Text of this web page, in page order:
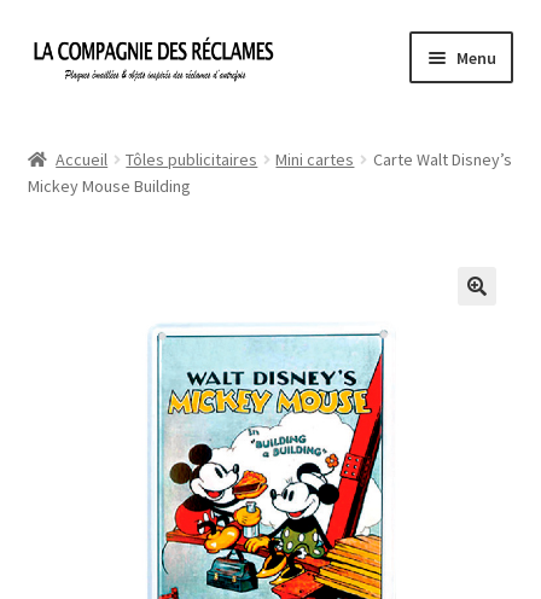
Aller
Aller
Menu
À propos de La Compagnie des Réclames
Politique de confidentialité
Une histoire de plaques émaillées
Accueil Tôles publicitaires Mini cartes
Carte Walt Disney’s
Mickey Mouse Building